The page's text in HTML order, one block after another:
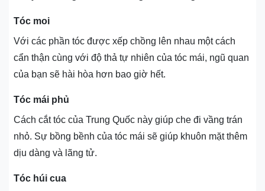
Tóc moi
Với các phần tóc được xếp chồng lên nhau một cách
cẩn thận cùng với độ thả tự nhiên của tóc mái, ngũ quan
của bạn sẽ hài hòa hơn bao giờ hết.
Tóc mái phủ
Cách cắt tóc của Trung Quốc này giúp che đi vầng trán
nhỏ. Sự bồng bềnh của tóc mái sẽ giúp khuôn mặt thêm
dịu dàng và lãng tử.
Tóc húi cua